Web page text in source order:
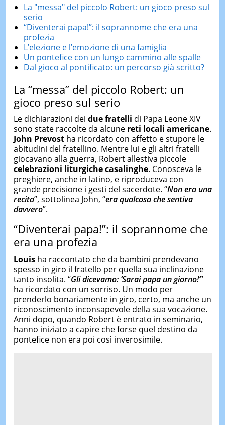
La "messa" del piccolo Robert: un gioco preso sul
serio
“Diventerai papa!”: il soprannome che era una
profezia
L’elezione e l’emozione di una famiglia
Un pontefice con un lungo cammino alle spalle
Dal gioco al pontificato: un percorso già scritto?
La “messa” del piccolo Robert: un
gioco preso sul serio
Le dichiarazioni dei due fratelli di Papa Leone XIV
sono state raccolte da alcune reti locali americane.
John Prevostha ricordato con affetto e stupore le
abitudini del fratellino. Mentre lui e gli altri fratelli
giocavano alla guerra, Robert allestiva piccole
celebrazioni liturgiche casalinghe. Conosceva le
preghiere, anche in latino, e riproduceva con
grande precisione i gesti del sacerdote. “Non era una
recita”, sottolinea John, “era qualcosa che sentiva
davvero”.
“Diventerai papa!”: il soprannome che
era una profezia
Louisha raccontato che da bambini prendevano
spesso in giro il fratello per quella sua inclinazione
tanto insolita. “Gli dicevamo: ‘Sarai papa un giorno!’”
ha ricordato con un sorriso. Un modo per
prenderlo bonariamente in giro, certo, ma anche un
riconoscimento inconsapevole della sua vocazione.
Anni dopo, quando Robert è entrato in seminario,
hanno iniziato a capire che forse quel destino da
pontefice non era poi così inverosimile.